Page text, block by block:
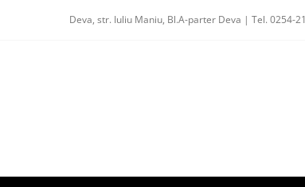
Deva, str. Iuliu Maniu, Bl.A-parter Deva | Tel. 0254-